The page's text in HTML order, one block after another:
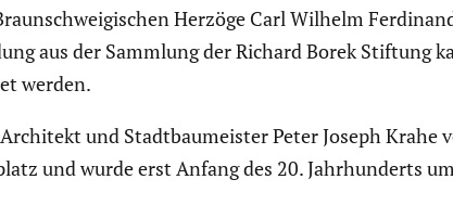
Herzöge Carl Wilhelm
aus der Sammlung der Richard Borek Stiftung
werden.
und Stadt­bau­meister Peter Joseph Krahe
und wurde erst Anfang des 20. Jahrhun­derts